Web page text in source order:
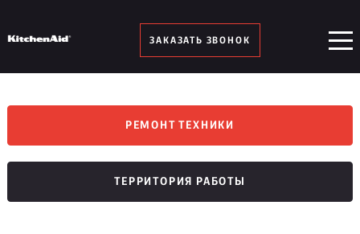
ЗАКАЗАТЬ ЗВОНОК
РЕМОНТ ТЕХНИКИ
ТЕРРИТОРИЯ РАБОТЫ